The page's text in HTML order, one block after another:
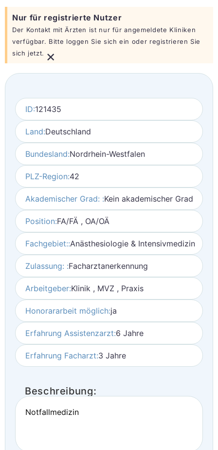
Nur für registrierte Nutzer
Der Kontakt mit Ärzten ist nur für angemeldete Kliniken
verfügbar. Bitte loggen Sie sich ein oder registrieren Sie
sich jetzt. ×
ID:121435
Land:Deutschland
Bundesland:Nordrhein-Westfalen
PLZ-Region:42
Akademischer Grad: :Kein akademischer Grad
Position:FA/FÄ , OA/OÄ
Fachgebiet::Anästhesiologie & Intensivmedizin
Zulassung: :Facharztanerkennung
Arbeitgeber:Klinik , MVZ , Praxis
Honorararbeit möglich:ja
Erfahrung Assistenzarzt:6 Jahre
Erfahrung Facharzt:3 Jahre
Beschreibung:
Notfallmedizin